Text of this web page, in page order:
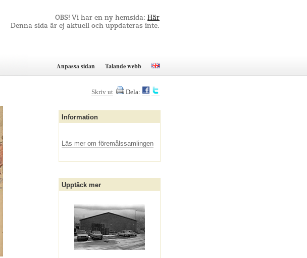
OBS! Vi har en ny hemsida: Här
Denna sida är ej aktuell och uppdateras inte.
Anpassa sidan Talande webb
Skriv ut Dela:
Information
Läs mer om föremålssamlingen
Upptäck mer